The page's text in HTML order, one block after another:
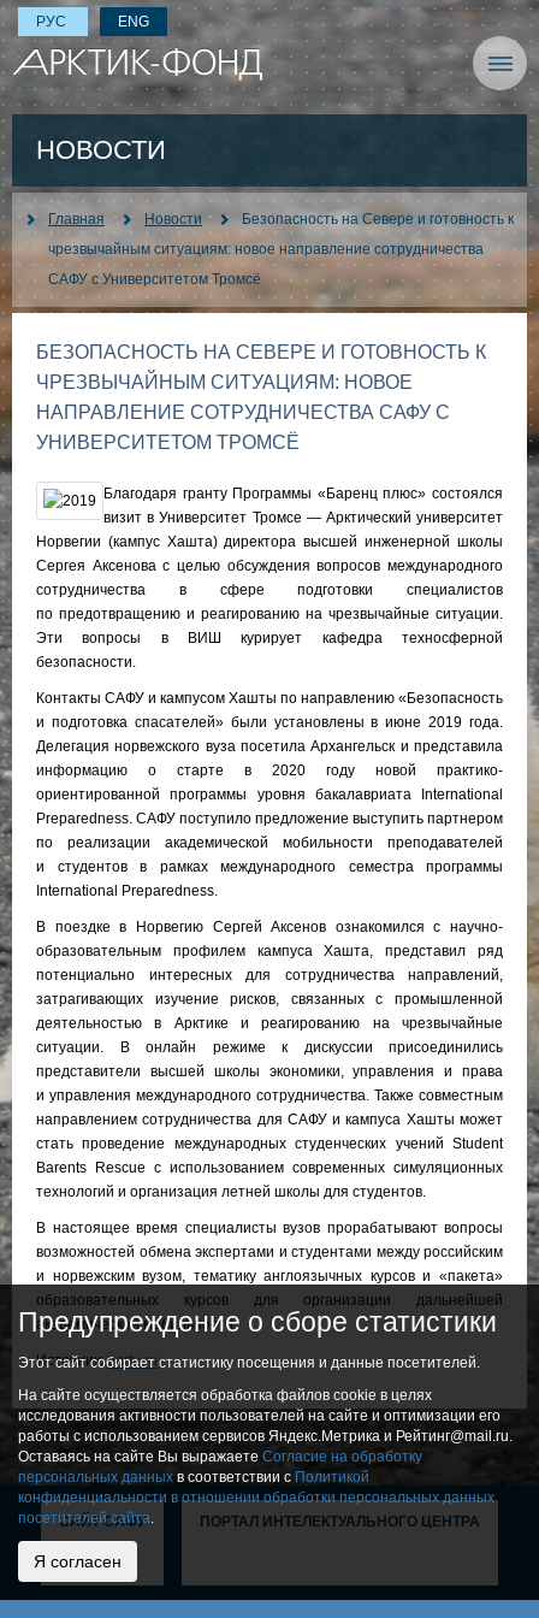
РУС ENG
НОВОСТИ
Главная Новости
Безопасность на Севере и готовность к
чрезвычайным ситуациям: новое направление сотрудничества
САФУ с Университетом Тромсё
БЕЗОПАСНОСТЬ НА СЕВЕРЕ И ГОТОВНОСТЬ К
ЧРЕЗВЫЧАЙНЫМ СИТУАЦИЯМ: НОВОЕ
НАПРАВЛЕНИЕ СОТРУДНИЧЕСТВА САФУ С
УНИВЕРСИТЕТОМ ТРОМСЁ
Благодаря гранту Программы «Баренц плюс» состоялся
визит в Университет Тромсе — Арктический университет
Норвегии (кампус Хашта) директора высшей инженерной школы
Сергея Аксенова с целью обсуждения вопросов международного
сотрудничества в сфере подготовки специалистов
по предотвращению и реагированию на чрезвычайные ситуации.
Эти вопросы в ВИШ курирует кафедра техносферной
безопасности.
Контакты САФУ и кампусом Хашты по направлению «Безопасность
и подготовка спасателей» были установлены в июне 2019 года.
Делегация норвежского вуза посетила Архангельск и представила
информацию о старте в 2020 году новой практико-
ориентированной программы уровня бакалавриата International
Preparedness. САФУ поступило предложение выступить партнером
по реализации академической мобильности преподавателей
и студентов в рамках международного семестра программы
International Preparedness.
В поездке в Норвегию Сергей Аксенов ознакомился с научно-
образовательным профилем кампуса Хашта, представил ряд
потенциально интересных для сотрудничества направлений,
затрагивающих изучение рисков, связанных с промышленной
деятельностью в Арктике и реагированию на чрезвычайные
ситуации. В онлайн режиме к дискуссии присоединились
представители высшей школы экономики, управления и права
и управления международного сотрудничества. Также совместным
направлением сотрудничества для САФУ и кампуса Хашты может
стать проведение международных студенческих учений Student
Barents Rescue с использованием современных симуляционных
технологий и организация летней школы для студентов.
В настоящее время специалисты вузов прорабатывают вопросы
возможностей обмена экспертами и студентами между российским
и норвежским вузом, тематику англоязычных курсов и «пакета»
образовательных курсов для организации дальнейшей
академической мобильности.
Источник:narfu.ru
САЙТ САФУ ПОРТАЛ ИНТЕЛЕКТУАЛЬНОГО ЦЕНТРА
Предупреждение о сборе статистики
Этот сайт собирает статистику посещения и данные посетителей.
На сайте осуществляется обработка файлов cookie в целях
исследования активности пользователей на сайте и оптимизации его
работы с использованием сервисов Яндекс.Метрика и Рейтинг@mail.ru.
Оставаясь на сайте Вы выражаете Согласие на обработку
персональных данных в соответствии с Политикой
конфиденциальности в отношении обработки персональных данных
посетителей сайта.
Я согласен